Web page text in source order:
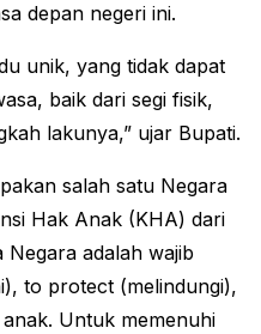
depan negeri ini.
unik, yang tidak dapat
baik dari segi fisik,
lakunya,” ujar Bupati.
salah satu Negara
Hak Anak (KHA) dari
Negara adalah wajib
to protect (melindungi),
Untuk memenuhi